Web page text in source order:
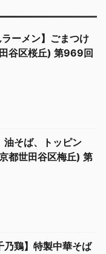
ラーメン】ごまつけ
谷区桜丘) 第969回
油そば、トッピン
都世田谷区梅丘) 第
乃鶏】特製中華そば